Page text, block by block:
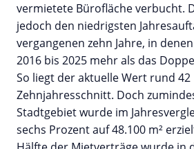
vermietete Bürofläche verbucht.
jedoch den niedrigsten
vergangenen zehn Jahre, in
2016 bis 2025 mehr als das
So liegt der aktuelle Wert rund
Zehnjahresschnitt. Doch
Stadtgebiet wurde im
sechs Prozent auf 48.100 m²